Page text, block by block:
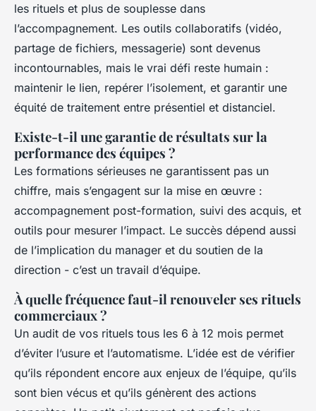
les rituels et plus de souplesse dans
l’accompagnement. Les outils collaboratifs (vidéo,
partage de fichiers, messagerie) sont devenus
incontournables, mais le vrai défi reste humain :
maintenir le lien, repérer l’isolement, et garantir une
équité de traitement entre présentiel et distanciel.
Existe-t-il une garantie de résultats sur la
performance des équipes ?
Les formations sérieuses ne garantissent pas un
chiffre, mais s’engagent sur la mise en œuvre :
accompagnement post-formation, suivi des acquis, et
outils pour mesurer l’impact. Le succès dépend aussi
de l’implication du manager et du soutien de la
direction - c’est un travail d’équipe.
À quelle fréquence faut-il renouveler ses rituels
commerciaux ?
Un audit de vos rituels tous les 6 à 12 mois permet
d’éviter l’usure et l’automatisme. L’idée est de vérifier
qu’ils répondent encore aux enjeux de l’équipe, qu’ils
sont bien vécus et qu’ils génèrent des actions